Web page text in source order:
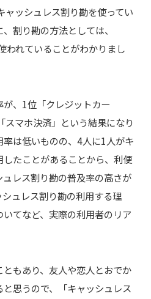
ッシュレス割り勘を使ってい
割り勘の方法としては、
われていることがわかりまし
、1位「クレジットカー
スマホ決済」という結果になり
は低いものの、4人に1人がキ
たことがあることから、利便
レス割り勘の普及率の高さが
ュレス割り勘の利用する理
てなど、実際の利用者のリア
もあり、友人や恋人とおでか
思うので、「キャッシュレス